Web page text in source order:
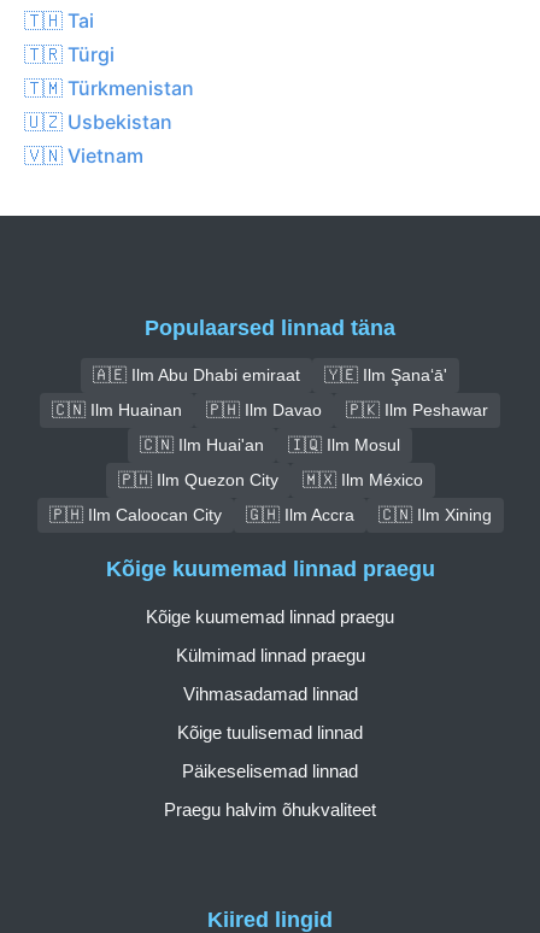
🇹🇭 Tai
🇹🇷 Türgi
🇹🇲 Türkmenistan
🇺🇿 Usbekistan
🇻🇳 Vietnam
Populaarsed linnad täna
🇦🇪 Ilm Abu Dhabi emiraat
🇾🇪 Ilm Şana‘ā'
🇨🇳 Ilm Huainan
🇵🇭 Ilm Davao
🇵🇰 Ilm Peshawar
🇨🇳 Ilm Huai'an
🇮🇶 Ilm Mosul
🇵🇭 Ilm Quezon City
🇲🇽 Ilm México
🇵🇭 Ilm Caloocan City
🇬🇭 Ilm Accra 🇨🇳 Ilm Xining
Kiired lingid
Kõige kuumemad linnad praegu
Kõige kuumemad linnad praegu
Külmimad linnad praegu
Vihmasadamad linnad
Kõige tuulisemad linnad
Päikeselisemad linnad
Praegu halvim õhukvaliteet